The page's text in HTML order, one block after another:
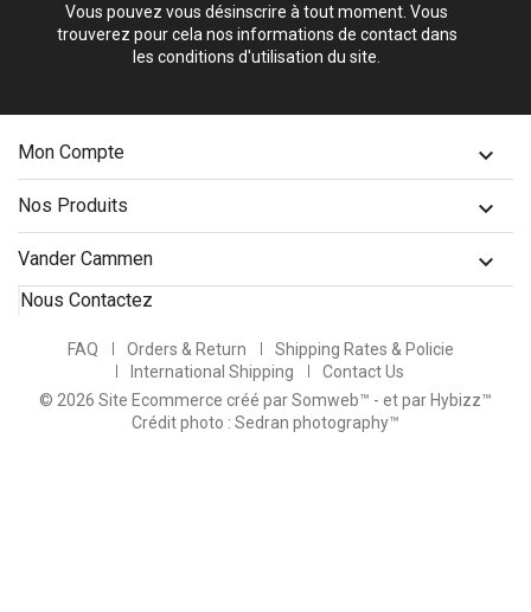
Vous pouvez vous désinscrire à tout moment. Vous
trouverez pour cela nos informations de contact dans
les conditions d'utilisation du site.
Mon Compte 
Nos Produits 
Vander Cammen 
Nous Contactez
FAQ Orders & Return
Shipping Rates & Policie
International Shipping
Contact Us
© 2026 Site Ecommerce créé par Somweb™ - et par Hybizz™
Crédit photo : Sedran photography™